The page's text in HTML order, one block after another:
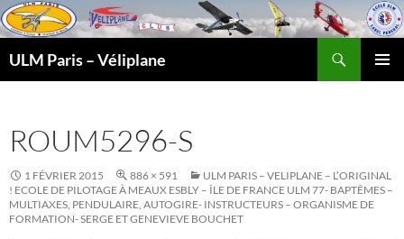
ULM Paris – Véliplane
ROUM5296-S
1 FÉVRIER 2015 886 × 591
ULM PARIS – VELIPLANE – L’ORIGINAL
! ECOLE DE PILOTAGE À MEAUX ESBLY – ÎLE DE FRANCE ULM 77- BAPTÊMES –
MULTIAXES, PENDULAIRE, AUTOGIRE- INSTRUCTEURS – ORGANISME DE
FORMATION- SERGE ET GENEVIEVE BOUCHET